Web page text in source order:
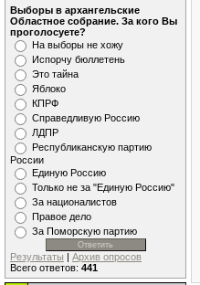
Выборы в архангельские
Областное собрание. За кого Вы
проголосуете?
На выборы не хожу
Испорчу бюллетень
Это тайна
Яблоко
КПРФ
Справедливую Россию
ЛДПР
Республиканскую партию
России
Единую Россию
Только не за "Единую Россию"
За националистов
Правое дело
За Поморскую партию
Результаты | Архив опросов
Всего ответов: 441